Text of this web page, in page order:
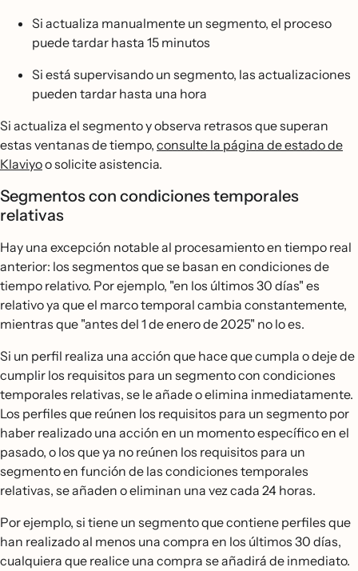
Si actualiza manualmente un segmento, el proceso
puede tardar hasta 15 minutos
Si está supervisando un segmento, las actualizaciones
pueden tardar hasta una hora
Si actualiza el segmento y observa retrasos que superan
estas ventanas de tiempo, consulte la página de estado de
Klaviyoo solicite asistencia.
Segmentos con condiciones temporales
relativas
Hay una excepción notable al procesamiento en tiempo real
anterior: los segmentos que se basan en condiciones de
tiempo relativo. Por ejemplo, "en los últimos 30 días" es
relativo ya que el marco temporal cambia constantemente,
mientras que "antes del 1 de enero de 2025" no lo es.
Si un perfil realiza una acción que hace que cumpla o deje de
cumplir los requisitos para un segmento con condiciones
temporales relativas, se le añade o elimina inmediatamente.
Los perfiles que reúnen los requisitos para un segmento por
haber realizado una acción en un momento específico en el
pasado, o los que ya no reúnen los requisitos para un
segmento en función de las condiciones temporales
relativas, se añaden o eliminan una vez cada 24 horas.
Por ejemplo, si tiene un segmento que contiene perfiles que
han realizado al menos una compra en los últimos 30 días,
cualquiera que realice una compra se añadirá de inmediato.